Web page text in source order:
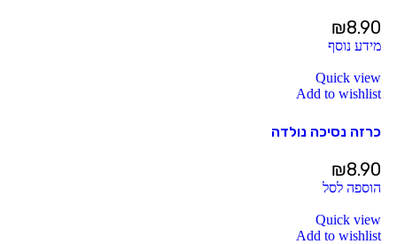
₪8.90
מידע נוסף
Quick view
Add to wishlist
כרזה נסיכה נולדה
₪8.90
הוספה לסל
Quick view
Add to wishlist